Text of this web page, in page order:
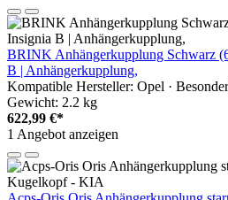
BRINK Anhängerkupplung Schwarz
B | Anhängerkupplung,
Kompatible Hersteller: Opel ·
Gewicht: 2.2 kg
622,99 €*
1 Angebot anzeigen